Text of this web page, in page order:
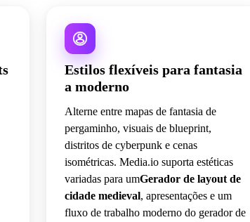
Estilos flexíveis para fantasia
a moderno
Alterne entre mapas de fantasia de
pergaminho, visuais de blueprint,
distritos de cyberpunk e cenas
isométricas. Media.io suporta estéticas
variadas para umGerador de layout de
cidade medieval, apresentações e um
fluxo de trabalho moderno do gerador de